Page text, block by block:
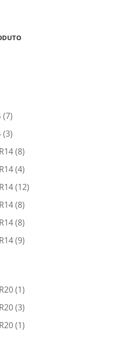
(7)
(3)
(8)
(4)
(12)
(8)
(8)
(9)
(1)
(3)
(1)